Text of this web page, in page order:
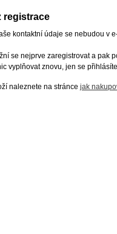
registrace
kontaktní údaje se nebudou v
se nejprve zaregistrovat a pak
vyplňovat znovu, jen se
naleznete na stránce jak